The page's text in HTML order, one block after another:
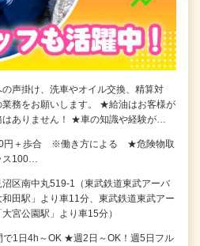
声掛け、洗車やオイル交換、精算対
業務をお願いします。 ★給油はお客様が
ありません！ ★車の知識や経験が…
円＋歩合 ※働き方による ★危険物取
100…
区南中丸519-1（東武鉄道東武アーバ
田駅」より車11分、東武鉄道東武アー
宮公園駅」より車15分）
1日4h～OK ★週2日～OK！週5日フル